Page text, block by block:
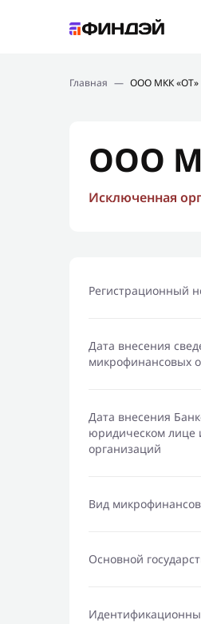
Новости
Главная — ООО МКК «ОТ»
ООО
Исключенная
Регистрационный
Дата внесения
микрофинансовых
Дата внесения
юридическом лице
организаций
Вид
Основной